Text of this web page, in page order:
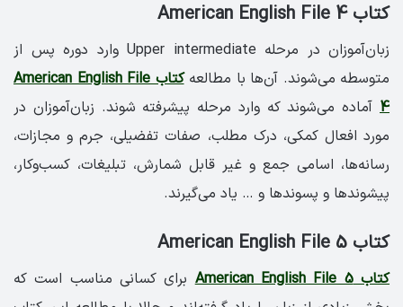
کتاب American English File 4
زبان‌آموزان در مرحله Upper intermediate وارد دوره پس از
متوسطه می‌شوند. آن‌ها با مطالعه
کتاب American English File
4 آماده می‌شوند که وارد مرحله پیشرفته شوند. زبان‌آموزان در
مورد افعال کمکی، درک مطلب، صفات تفضیلی، جرم و مجازات،
رسانه‌ها، اسامی جمع و غیر قابل شمارش، تبلیغات، کسب‌و‌کار،
پیشوندها و پسوندها و … یاد می‌گیرند.
کتاب American English File 5
کتاب American English File 5
برای کسانی مناسب است که